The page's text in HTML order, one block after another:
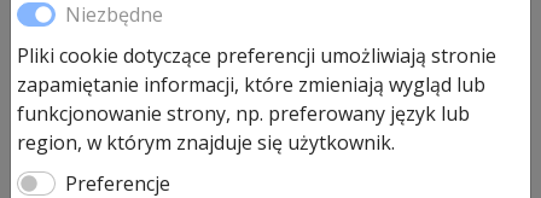
Niezbędne
Pliki cookie dotyczące preferencji umożliwiają stronie
zapamiętanie informacji, które zmieniają wygląd lub
funkcjonowanie strony, np. preferowany język lub
region, w którym znajduje się użytkownik.
Preferencje